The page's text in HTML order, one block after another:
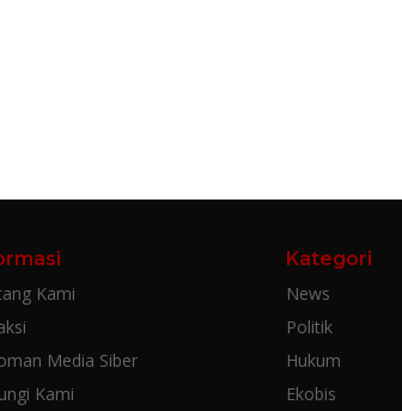
Kami
Media Siber
Kami
Kategori
News
Politik
Hukum
Ekobis